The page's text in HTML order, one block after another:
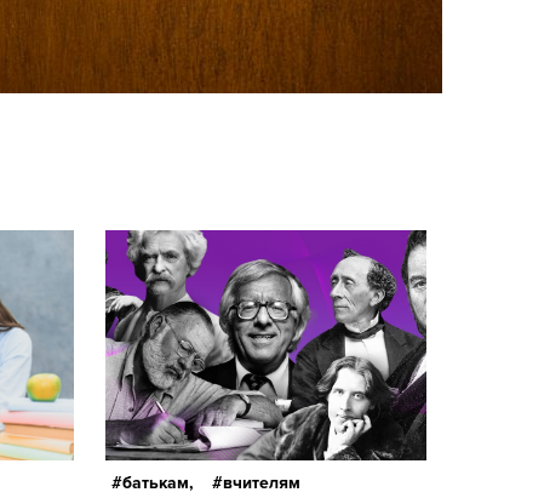
батькам, вчителям